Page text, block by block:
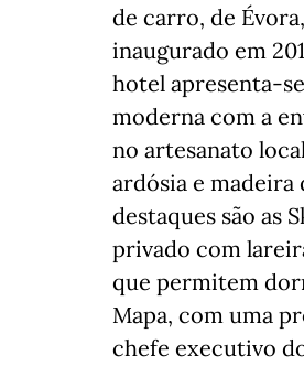
de carro, de
inaugurado em
hotel apresenta-
moderna com a
no artesanato
ardósia e madeira
destaques são as
privado com
que permitem
Mapa, com uma
chefe executivo